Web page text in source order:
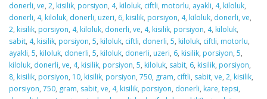
donerli, ve, 2, kisilik, porsiyon, 4, kiloluk, ciftli, motorlu, ayakli, 4, kiloluk,
donerli, 4, kiloluk, donerli, uzeri, 6, kisilik, porsiyon, 4, kiloluk, donerli, ve,
2, kisilik, porsiyon, 4, kiloluk, donerli, ve, 4, kisilik, porsiyon, 4, kiloluk,
sabit, 4, kisilik, porsiyon, 5, kiloluk, ciftli, donerli, 5, kiloluk, ciftli, motorlu,
ayakli, 5, kiloluk, donerli, 5, kiloluk, donerli, uzeri, 6, kisilik, porsiyon, 5,
kiloluk, donerli, ve, 4, kisilik, porsiyon, 5, kiloluk, sabit, 6, kisilik, porsiyon,
8, kisilik, porsiyon, 10, kisilik, porsiyon, 750, gram, ciftli, sabit, ve, 2, kisilik,
porsiyon, 750, gram, sabit, ve, 4, kisilik, porsiyon, donerli, kare, tepsi,